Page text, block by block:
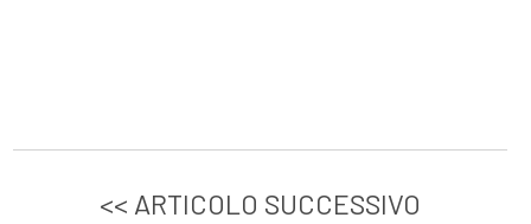
<< ARTICOLO SUCCESSIVO